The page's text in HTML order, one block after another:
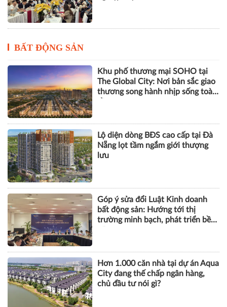
BẤT ĐỘNG SẢN
Khu phố thương mại SOHO tại
The Global City: Nơi bản sắc giao
thương song hành nhịp sống toàn
Lộ diện dòng BĐS cao cấp tại Đà
Nẵng lọt tầm ngắm giới thượng
lưu
Góp ý sửa đổi Luật Kinh doanh
bất động sản: Hướng tới thị
trường minh bạch, phát triển bền
Hơn 1.000 căn nhà tại dự án Aqua
City đang thế chấp ngân hàng,
chủ đầu tư nói gì?